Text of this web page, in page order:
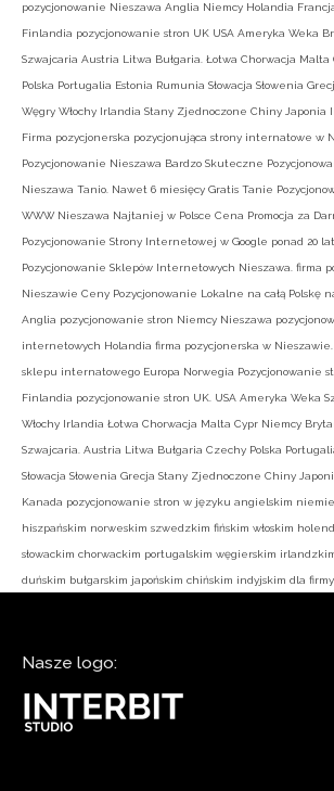
pozycjonowanie Nieszawa Anglia Niemcy Holandia
Finlandia pozycjonowanie stron UK USA Ameryka Weka
Szwajcaria Austria Litwa Bułgaria. Łotwa Chorwacja
Polska Portugalia Estonia Rumunia Słowacja Słowenia
Węgry Włochy Irlandia Stany Zjednoczone Chiny Japonia
Firma pozycjonerska pozycjonująca strony internatowe w
Pozycjonowanie Nieszawa Bardzo Skuteczne
Nieszawa Tanio. Nawet 6 miesięcy Gratis Tanie
WWW Nieszawa Najtaniej w Polsce Cena Promocja za
Pozycjonowanie Strony Internetowej w Google ponad 20
Pozycjonowanie Sklepów Internetowych Nieszawa. firma
Nieszawie Ceny Pozycjonowanie Lokalne na całą Polskę
Anglia pozycjonowanie stron Niemcy Nieszawa
internetowych Holandia firma pozycjonerska w
sklepu internatowego Europa Norwegia Pozycjonowanie
Finlandia pozycjonowanie stron UK. USA Ameryka Weka
Włochy Irlandia Łotwa Chorwacja Malta Cypr Niemcy
Szwajcaria. Austria Litwa Bułgaria Czechy Polska
Słowacja Słowenia Grecja Stany Zjednoczone Chiny
Kanada pozycjonowanie stron w języku angielskim
hiszpańskim norweskim szwedzkim fińskim włoskim
słowackim chorwackim portugalskim węgierskim
duńskim bułgarskim japońskim chińskim indyjskim dla
Nasze logo: